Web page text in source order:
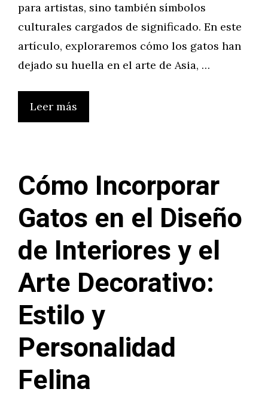
para artistas, sino también símbolos
culturales cargados de significado. En este
artículo, exploraremos cómo los gatos han
dejado su huella en el arte de Asia, …
Leer más
Cómo Incorporar
Gatos en el Diseño
de Interiores y el
Arte Decorativo:
Estilo y
Personalidad
Felina